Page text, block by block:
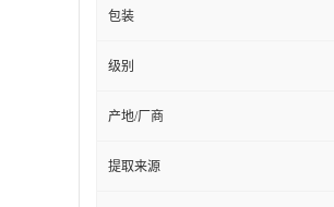
包装
级别
产地/厂商
提取来源